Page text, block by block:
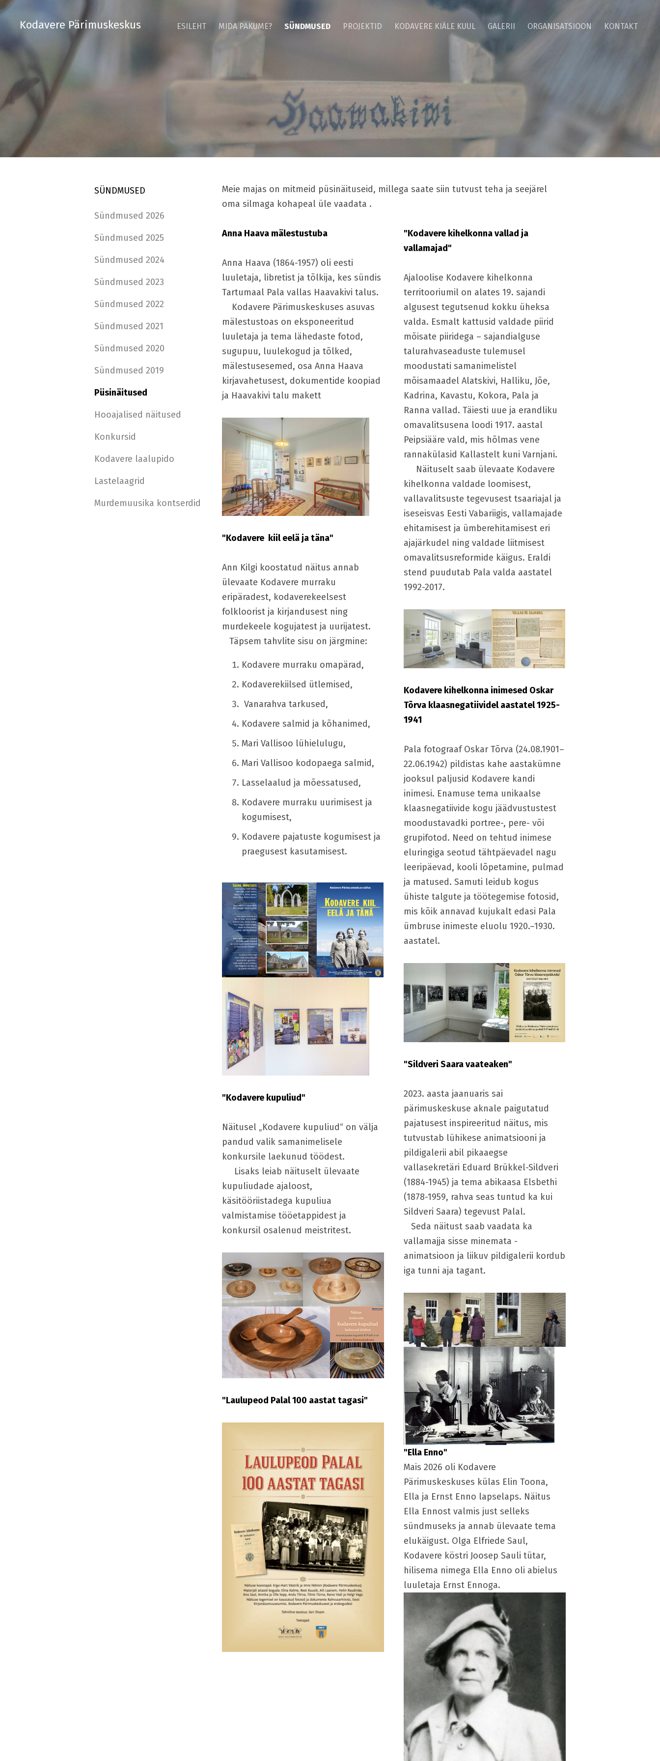
Kodavere Pärimuskeskus ESILEHT MIDA PAKUME? SÜNDMUSED PROJEKTID KODAVERE KIÄLE KUUL GALERII ORGANISATSIOON KONTAKT
SÜNDMUSED
Sündmused 2026
Sündmused 2025
Sündmused 2024
Sündmused 2023
Sündmused 2022
Sündmused 2021
Sündmused 2020
Sündmused 2019
Püsinäitused
Hooajalised näitused
Konkursid
Kodavere laalupido
Lastelaagrid
Murdemuusika kontserdid
Meie majas on mitmeid püsinäituseid, millega saate siin tutvust teha ja seejärel
oma silmaga kohapeal üle vaadata .
Anna Haava mälestustuba
Anna Haava (1864-1957) oli eesti
luuletaja, libretist ja tõlkija, kes sündis
Tartumaal Pala vallas Haavakivi talus.
Kodavere Pärimuskeskuses asuvas
mälestustoas on eksponeeritud
luuletaja ja tema lähedaste fotod,
sugupuu, luulekogud ja tõlked,
mälestusesemed, osa Anna Haava
kirjavahetusest, dokumentide koopiad
ja Haavakivi talu makett
"Kodavere kiil eelä ja täna"
Ann Kilgi koostatud näitus annab
ülevaate Kodavere murraku
eripäradest, kodaverekeelsest
folkloorist ja kirjandusest ning
murdekeele kogujatest ja uurijatest.
Täpsem tahvlite sisu on järgmine:
Kodavere murraku omapärad,
Kodaverekiilsed ütlemised,
Vanarahva tarkused,
Kodavere salmid ja kõhanimed,
Mari Vallisoo lühielulugu,
Mari Vallisoo kodopaega salmid,
Lasselaalud ja mõessatused,
Kodavere murraku uurimisest ja
kogumisest,
Kodavere pajatuste kogumisest ja
praegusest kasutamisest.
"Kodavere kupuliud"
Näitusel „Kodavere kupuliud“ on välja
pandud valik samanimelisele
konkursile laekunud töödest.
Lisaks leiab näituselt ülevaate
kupuliudade ajaloost,
käsitööriistadega kupuliua
valmistamise tööetappidest ja
konkursil osalenud meistritest.
"Laulupeod Palal 100 aastat tagasi"
"Kodavere kihelkonna vallad ja
vallamajad"
Ajaloolise Kodavere kihelkonna
territooriumil on alates 19. sajandi
algusest tegutsenud kokku üheksa
valda. Esmalt kattusid valdade piirid
mõisate piiridega – sajandialguse
talurahvaseaduste tulemusel
moodustati samanimelistel
mõisamaadel Alatskivi, Halliku, Jõe,
Kadrina, Kavastu, Kokora, Pala ja
Ranna vallad. Täiesti uue ja erandliku
omavalitsusena loodi 1917. aastal
Peipsiääre vald, mis hõlmas vene
rannakülasid Kallastelt kuni Varnjani.
Näituselt saab ülevaate Kodavere
kihelkonna valdade loomisest,
vallavalitsuste tegevusest tsaariajal ja
iseseisvas Eesti Vabariigis, vallamajade
ehitamisest ja ümberehitamisest eri
ajajärkudel ning valdade liitmisest
omavalitsusreformide käigus. Eraldi
stend puudutab Pala valda aastatel
1992-2017.
Kodavere kihelkonna inimesed Oskar
Tõrva klaasnegatiividel aastatel 1925-
1941
Pala fotograaf Oskar Tõrva (24.08.1901–
22.06.1942) pildistas kahe aastakümne
jooksul paljusid Kodavere kandi
inimesi. Enamuse tema unikaalse
klaasnegatiivide kogu jäädvustustest
moodustavadki portree-, pere- või
grupifotod. Need on tehtud inimese
eluringiga seotud tähtpäevadel nagu
leeripäevad, kooli lõpetamine, pulmad
ja matused. Samuti leidub kogus
ühiste talgute ja töötegemise fotosid,
mis kõik annavad kujukalt edasi Pala
ümbruse inimeste eluolu 1920.–1930.
aastatel.
"Sildveri Saara vaateaken"
2023. aasta jaanuaris sai
pärimuskeskuse aknale paigutatud
pajatusest inspireeritud näitus, mis
tutvustab lühikese animatsiooni ja
pildigalerii abil pikaaegse
vallasekretäri Eduard Brükkel-Sildveri
(1884-1945) ja tema abikaasa Elsbethi
(1878-1959, rahva seas tuntud ka kui
Sildveri Saara) tegevust Palal.
Seda näitust saab vaadata ka
vallamajja sisse minemata -
animatsioon ja liikuv pildigalerii kordub
iga tunni aja tagant.
"Ella Enno"
Mais 2026 oli Kodavere
Pärimuskeskuses külas Elin Toona,
Ella ja Ernst Enno lapselaps. Näitus
Ella Ennost valmis just selleks
sündmuseks ja annab ülevaate tema
elukäigust. Olga Elfriede Saul,
Kodavere köstri Joosep Sauli tütar,
hilisema nimega Ella Enno oli abielus
luuletaja Ernst Ennoga.